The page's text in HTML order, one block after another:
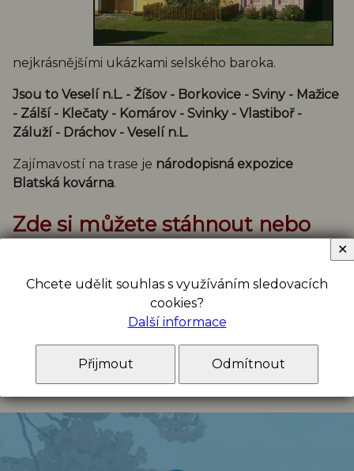
nejkrásnějšími ukázkami selského baroka.
Jsou to Veselí n.L. - Žíšov - Borkovice - Sviny - Mažice
- Zálší - Klečaty - Komárov - Svinky - Vlastiboř -
Záluží - Dráchov - Veselí n.L.
Zajímavostí na trase je národopisná expozice
Blatská kovárna.
Zde si můžete stáhnout nebo
(2,89 MB)
Chcete udělit souhlas s využíváním sledovacích
cookies?
Další informace
Přijmout Odmítnout
✕